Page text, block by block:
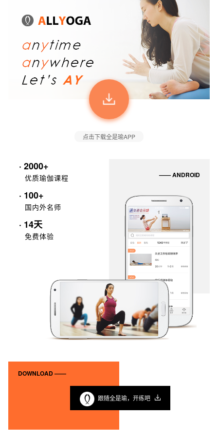
点击下载全是瑜APP
· 2000+
优质瑜伽课程
· 100+
国内外名师
· 14天
免费体验
—— ANDROID
DOWNLOAD ——
跟随全是瑜，开练吧